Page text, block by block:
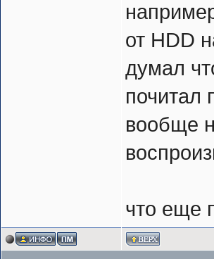
от HDD
думал
почитал
вообще
что еще